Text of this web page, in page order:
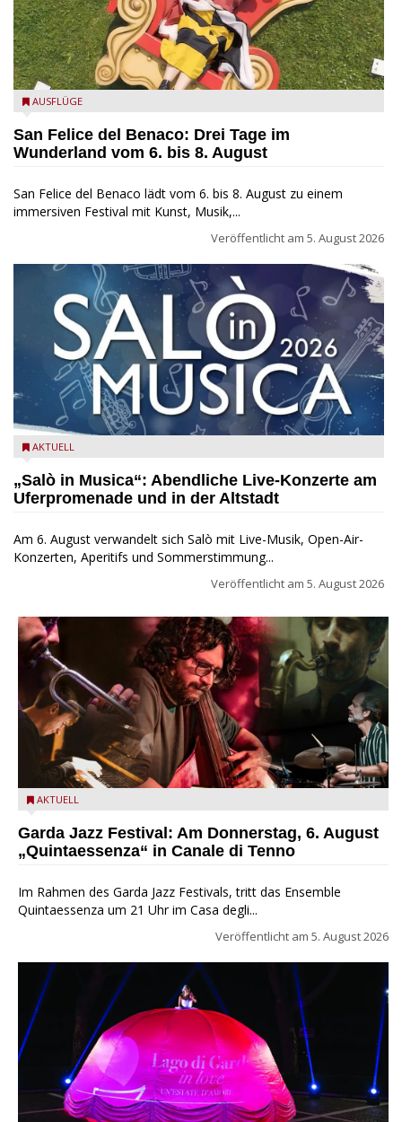
San Felice del Benaco: Drei Tage im Wunderland
AUSFLÜGE
San Felice del Benaco: Drei Tage im
Wunderland vom 6. bis 8. August
San Felice del Benaco lädt vom 6. bis 8. August zu einem
immersiven Festival mit Kunst, Musik,...
Veröffentlicht am 5. August 2026
Salò in Musica 2026
AKTUELL
„Salò in Musica“: Abendliche Live-Konzerte am
Uferpromenade und in der Altstadt
Am 6. August verwandelt sich Salò mit Live-Musik, Open-Air-
Konzerten, Aperitifs und Sommerstimmung...
Veröffentlicht am 5. August 2026
Das Ensemble Quintaessenza zu Gast beim Garda Jazz
AKTUELL
Garda Jazz Festival: Am Donnerstag, 6. August
„Quintaessenza“ in Canale di Tenno
Im Rahmen des Garda Jazz Festivals, tritt das Ensemble
Quintaessenza um 21 Uhr im Casa degli...
Veröffentlicht am 5. August 2026